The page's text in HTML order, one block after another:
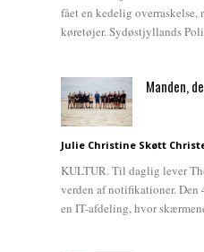
fået en kedelig
køretøjer. Sydøstjyllands
Manden,
Julie Christine Skøtt
KULTUR. Til daglig lever
verden af notifikationer. Den
en IT-afdeling, hvor